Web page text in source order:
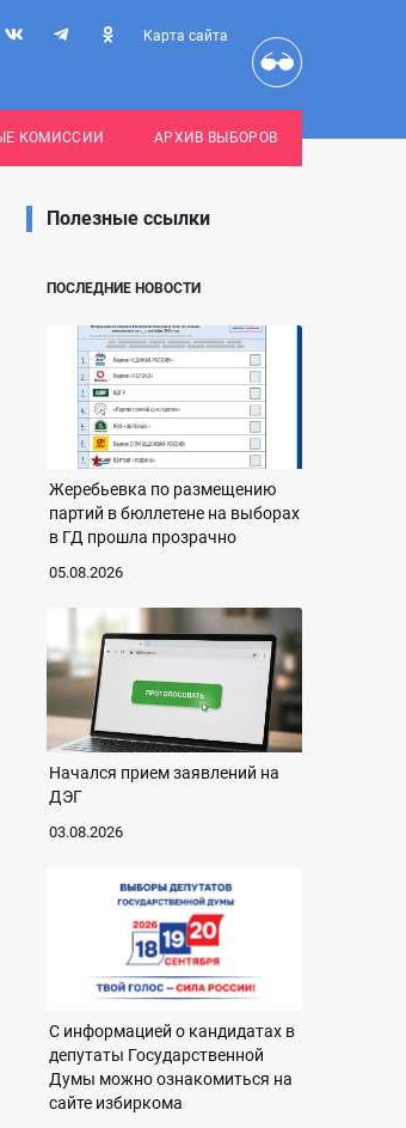
Карта сайта
КОМИССИИ АРХИВ ВЫБОРОВ
Полезные ссылки
ПОСЛЕДНИЕ НОВОСТИ
Жеребьевка по размещению
партий в бюллетене на выборах
в ГД прошла прозрачно
05.08.2026
Начался прием заявлений на
ДЭГ
03.08.2026
C информацией о кандидатах в
депутаты Государственной
Думы можно ознакомиться на
сайте избиркома